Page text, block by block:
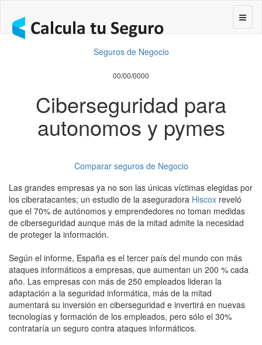
Seguros de Negocio
00/00/0000
Ciberseguridad para
autonomos y pymes
Comparar seguros de Negocio
Las grandes empresas ya no son las únicas víctimas elegidas por
los ciberatacantes; un estudio de la aseguradora Hiscox reveló
que el 70% de autónomos y emprendedores no toman medidas
de ciberseguridad aunque más de la mitad admite la necesidad
de proteger la información.
Según el informe, España es el tercer país del mundo con más
ataques informáticos a empresas, que aumentan un 200 % cada
año. Las empresas con más de 250 empleados lideran la
adaptación a la seguridad informática, más de la mitad
aumentará su inversión en ciberseguridad e invertirá en nuevas
tecnologías y formación de los empleados, pero sólo el 30%
contrataría un seguro contra ataques informáticos.